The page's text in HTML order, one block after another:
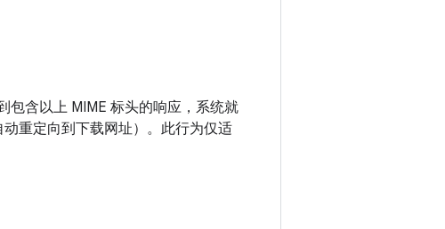
包含以上 MIME 标头的响应，系统就
重定向到下载网址）。此行为仅适